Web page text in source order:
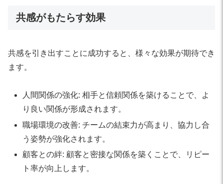
共感がもたらす効果
共感を引き出すことに成功すると、様々な効果が期待でき
ます。
人間関係の強化: 相手と信頼関係を築けることで、よ
り良い関係が形成されます。
職場環境の改善: チームの結束力が高まり、協力し合
う姿勢が強化されます。
顧客との絆: 顧客と密接な関係を築くことで、リピー
ト率が向上します。